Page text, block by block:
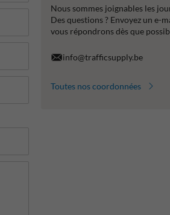
Nous sommes joignables les
Des questions ? Envoyez un e-
vous répondrons dès que
info@trafficsupply.be
Toutes nos coordonnées